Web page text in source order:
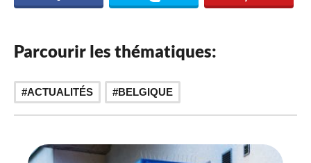
Parcourir les thématiques:
ACTUALITÉS BELGIQUE